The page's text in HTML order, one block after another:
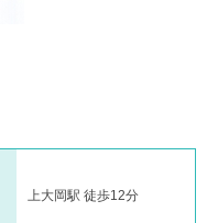
上大岡駅 徒歩12分